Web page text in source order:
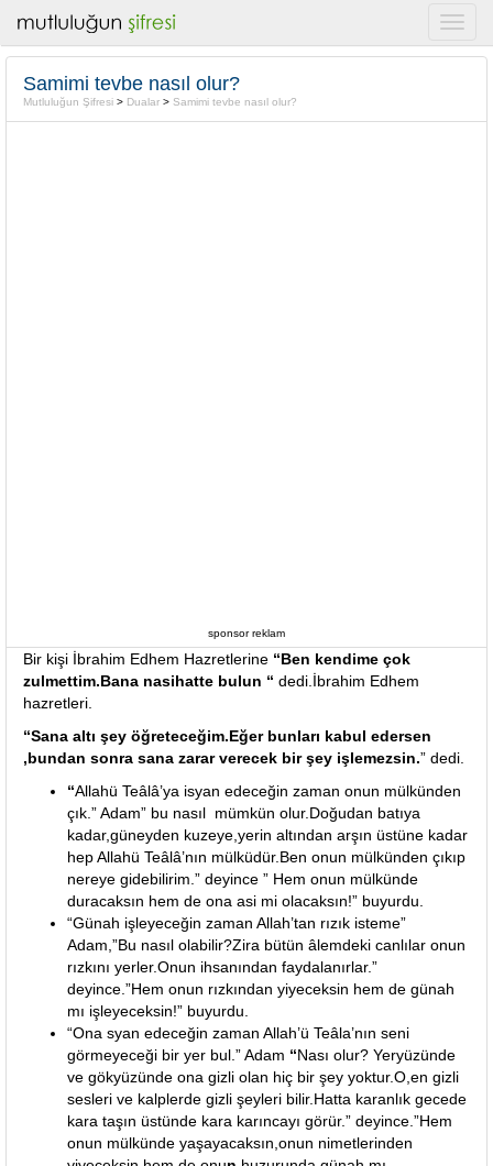
Samimi tevbe nasıl olur?
Mutluluğun Şifresi > Dualar > Samimi tevbe nasıl olur?
sponsor reklam
Bir kişi İbrahim Edhem Hazretlerine “Ben kendime çok
zulmettim.Bana nasihatte bulun “ dedi.İbrahim Edhem
hazretleri.
“Sana altı şey öğreteceğim.Eğer bunları kabul edersen
,bundan sonra sana zarar verecek bir şey işlemezsin.” dedi.
“Allahü Teâlâ’ya isyan edeceğin zaman onun mülkünden
çık.”Adam” bu nasıl mümkün olur.Doğudan batıya
kadar,güneyden kuzeye,yerin altından arşın üstüne kadar
hep Allahü Teâlâ’nın mülküdür.Ben onun mülkünden çıkıp
nereye gidebilirim.” deyince ” Hem onun mülkünde
duracaksın hem de ona asi mi olacaksın!” buyurdu.
“Günah işleyeceğin zaman Allah’tan rızık isteme”
Adam,”Bu nasıl olabilir?Zira bütün âlemdeki canlılar onun
rızkını yerler.Onun ihsanından faydalanırlar.”
deyince.”Hem onun rızkından yiyeceksin hem de günah
mı işleyeceksin!” buyurdu.
“Ona syan edeceğin zaman Allah’ü Teâla’nın seni
görmeyeceği bir yer bul.” Adam “Nası olur? Yeryüzünde
ve gökyüzünde ona gizli olan hiç bir şey yoktur.O,en gizli
sesleri ve kalplerde gizli şeyleri bilir.Hatta karanlık gecede
kara taşın üstünde kara karıncayı görür.” deyince.”Hem
onun mülkünde yaşayacaksın,onun nimetlerinden